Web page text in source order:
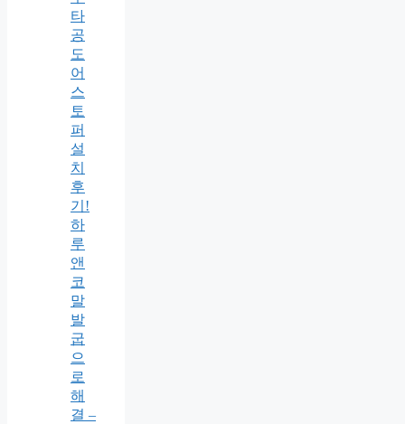
타
공
도
어
스
토
퍼
설
치
후
기!
하
루
앤
코
말
발
굽
으
로
해
결 –